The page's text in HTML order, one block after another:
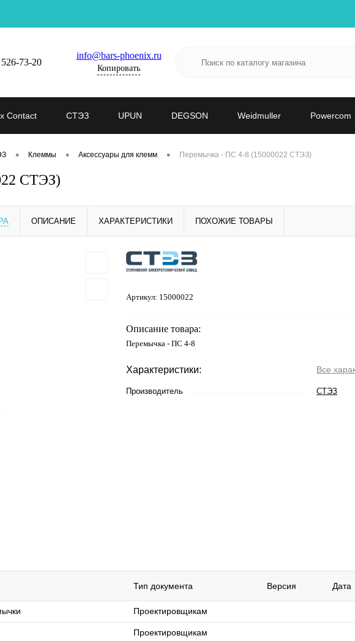
73-20
info@bars-phoenix.ru
Копировать
Contact СТЭЗ UPUN DEGSON Weidmuller Powercom
• Клеммы • Аксессуары для клемм • Перемычка - ПС 4-8 (15000022 СТЭЗ)
СТЭЗ)
ОПИСАНИЕ ХАРАКТЕРИСТИКИ ПОХОЖИЕ ТОВАРЫ
Артикул: 15000022
Описание товара:
Перемычка - ПС 4-8
Характеристики: Все
Производитель СТЭЗ
Тип документа Версия Дата
Проектировщикам
Проектировщикам